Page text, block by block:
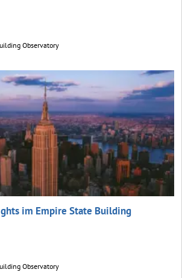
Observatory
im Empire State Building
Observatory